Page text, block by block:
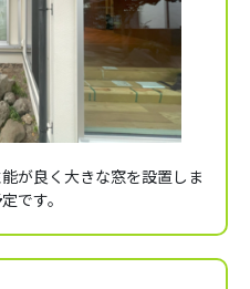
が良く大きな窓を設置しま
です。